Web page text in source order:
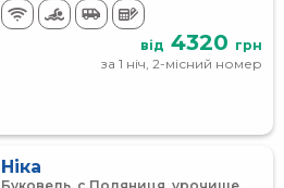
від 4320 грн
за 1 ніч, 2-місний номер
Ніка